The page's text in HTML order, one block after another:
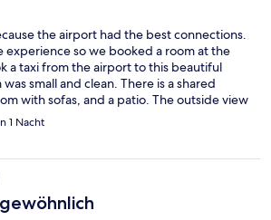
the airport had the best connections.
experience so we booked a room at the
a taxi from the airport to this beautiful
small and clean. There is a shared
with sofas, and a patio. The outside view
was kind and gave us directions to catch
walked down a dirt road for about 1 mile
where the bus came. We would
staying at the Billund B&B. If you have
if you have a car.
1 Nacht